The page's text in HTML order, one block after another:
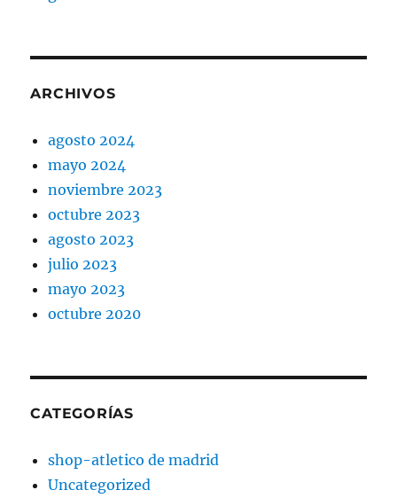
ARCHIVOS
agosto 2024
mayo 2024
noviembre 2023
octubre 2023
agosto 2023
julio 2023
mayo 2023
octubre 2020
CATEGORÍAS
shop-atletico de madrid
Uncategorized